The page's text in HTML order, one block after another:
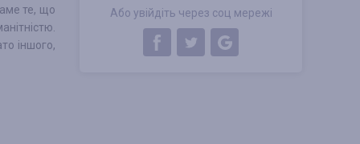
Або увійдіть через соц мережі
те, що
іншого,